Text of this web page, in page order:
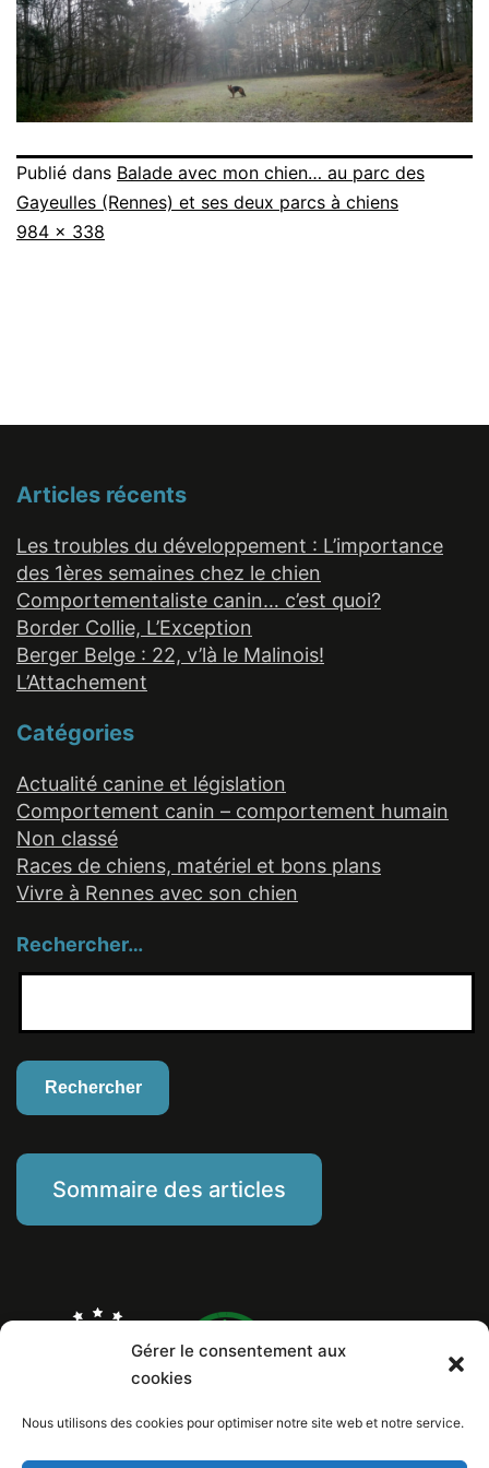
Gérer le consentement aux
cookies
Nous utilisons des cookies pour optimiser notre site web et notre service.
Publié dans Balade avec mon chien… au parc des
Gayeulles (Rennes) et ses deux parcs à chiens
Taille
984 × 338
Articles récents
Les troubles du développement : L’importance
des 1ères semaines chez le chien
Comportementaliste canin… c’est quoi?
Border Collie, L’Exception
Berger Belge : 22, v’là le Malinois!
L’Attachement
Catégories
Actualité canine et législation
Comportement canin – comportement humain
Non classé
Races de chiens, matériel et bons plans
Vivre à Rennes avec son chien
Rechercher…
Sommaire des articles